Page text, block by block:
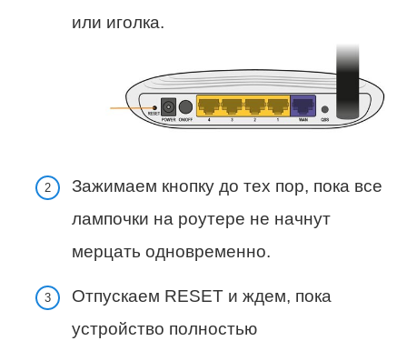
или иголка.
Зажимаем кнопку до тех пор, пока все
лампочки на роутере не начнут
мерцать одновременно.
Отпускаем RESET и ждем, пока
устройство полностью